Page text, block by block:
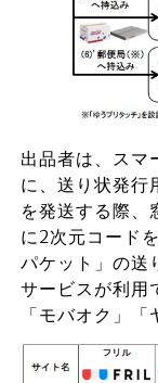
出品者は、スマ
に、送り状発行
を発送する際、
に2次元コード
パケット」の送
サービスが利用
「モバオク」